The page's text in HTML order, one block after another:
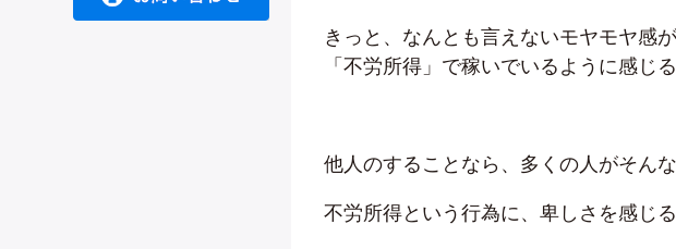
きっと、なんとも言えないモヤモヤ感
「不労所得」で稼いでいるように感じる
他人のすることなら、多くの人がそんな
不労所得という行為に、卑しさを感じる